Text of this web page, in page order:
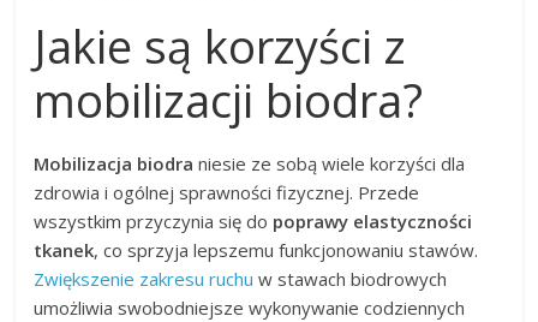
Jakie są korzyści z
mobilizacji biodra?
Mobilizacja biodra niesie ze sobą wiele korzyści dla
zdrowia i ogólnej sprawności fizycznej. Przede
wszystkim przyczynia się do poprawy elastyczności
tkanek, co sprzyja lepszemu funkcjonowaniu stawów.
Zwiększenie zakresu ruchu w stawach biodrowych
umożliwia swobodniejsze wykonywanie codziennych